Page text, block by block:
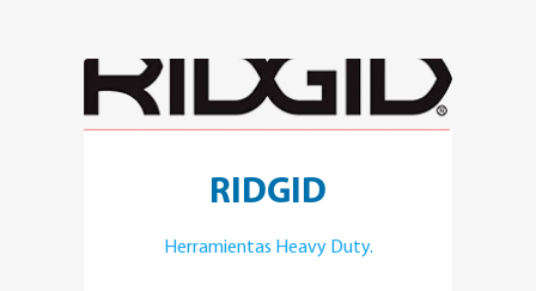
RIDGID
Herramientas Heavy Duty.